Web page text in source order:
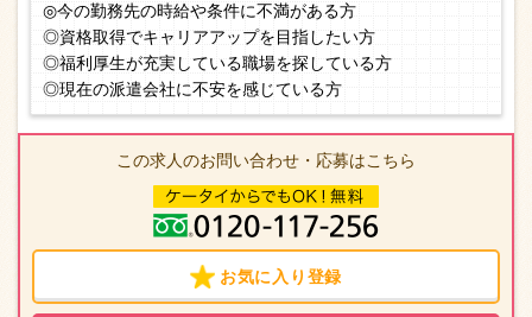
◎今の勤務先の時給や条件に不満がある方
◎資格取得でキャリアアップを目指したい方
◎福利厚生が充実している職場を探している方
◎現在の派遣会社に不安を感じている方
この求人のお問い合わせ・応募はこちら
お気に入り登録